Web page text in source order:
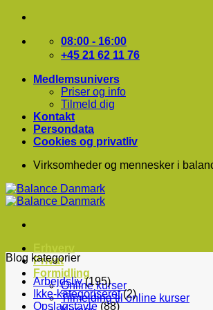
Fortsæt
indhold
08:00 - 16:00
+45 21 62 11 76
Medlemsunivers
Priser og info
Tilmeld dig
Kontakt
Persondata
Cookies og privatliv
Virksomheder og mennesker i
Privat
Formidling
Online kurser
Tilmelding til online kurser
Blog kategorier
Arbejdsliv(195)
Ikke-kategoriseret(2)
Opslagstavle(88)